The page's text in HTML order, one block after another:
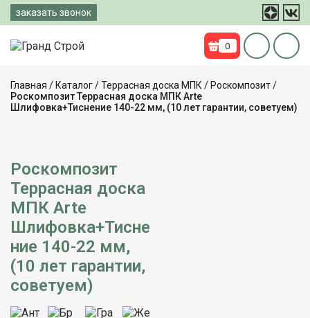
Перейти
содержимому
заказать звонок
0
Главная / Каталог/Террасная доска МПК / Роскомпозит/
Роскомпозит Террасная доска МПК Arte
Шлифовка+Тиснение 140-22 мм, (10 лет гарантии, советуем)
10
ЛЕТ
ГАРАНТИЯ
Роскомпозит
Террасная доска
МПК Arte
Шлифовка+Тисне
ние 140-22 мм,
(10 лет гарантии,
советуем)